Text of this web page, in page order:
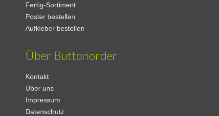
Fertig-Sortiment
Poster bestellen
Aufkleber bestellen
Über Buttonorder
Kontakt
Über uns
Impressum
Datenschutz